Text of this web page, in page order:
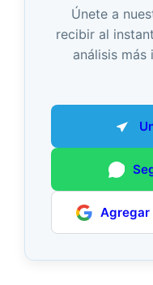
Únete a
recibir al
análisis
Agregar